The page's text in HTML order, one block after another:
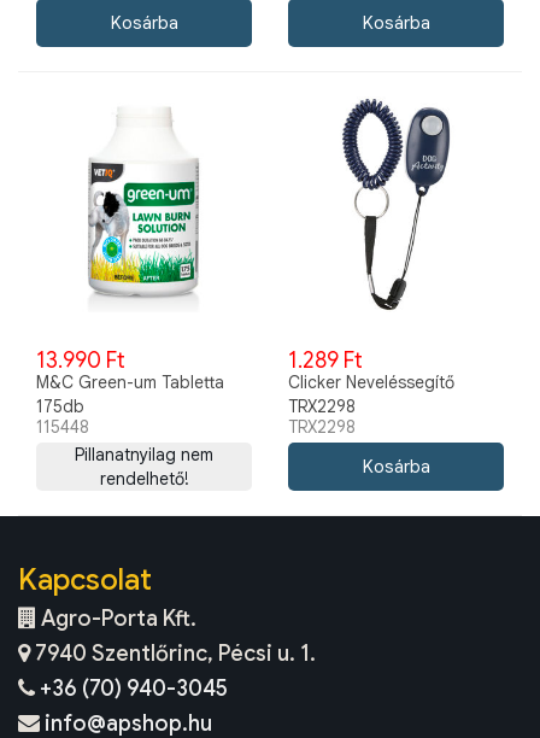
13.990 Ft
M&C Green-um Tabletta
175db
115448
Pillanatnyilag nem
rendelhető!
1.289 Ft
Clicker Neveléssegítő
TRX2298
TRX2298
Kapcsolat
Agro-Porta Kft.
7940 Szentlőrinc, Pécsi u. 1.
+36 (70) 940-3045
info@apshop.hu